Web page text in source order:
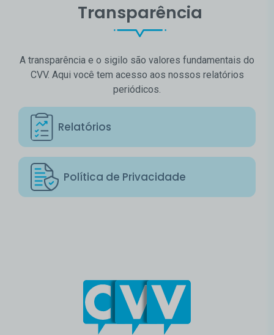
Transparência
A transparência e o sigilo são valores fundamentais do
CVV. Aqui você tem acesso aos nossos relatórios
periódicos.
Relatórios
Política de Privacidade